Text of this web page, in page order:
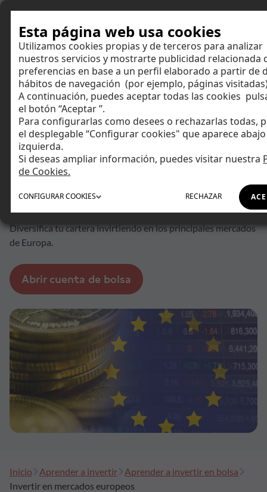
Esta página web usa cookies
Utilizamos cookies propias y de terceros para analizar
nuestros servicios y mostrarte publicidad relacionada
preferencias en base a un perfil elaborado a partir de
hábitos de navegación (por ejemplo, páginas
A continuación, puedes aceptar todas las cookies
el botón “Aceptar ”.
Para configurarlas como desees o rechazarlas todas,
el desplegable “Configurar cookies" que aparece
izquierda.
Si deseas ampliar información, puedes visitar nuestra
de Cookies.
RECHAZAR
CONFIGURARCOOKIES
Ahorrar
Invertir
Financiación
Formación
Síguenos
Blog
Conócenos
Ayuda
Aplicable a las acciones
6/6
Este número es indicativo del
riesgo del producto, siendo
1/6 indicativo de menor riesgo
y 6/6 de mayor riesgo
La alerta de complejidad es
aplicable al producto de
operativa apalancada (Cuenta
Tentuplica).
Producto financiero que no es
sencillo y puede ser dificil de
Invertir
en mercados europeos
Diversifica tu cartera invirtiendo en los principales mercados
de Europa.
Abrir cuenta de bolsa
Inicio Aprender a invertir
Aprender a invertir en bolsa
Invertir en mercados europeos